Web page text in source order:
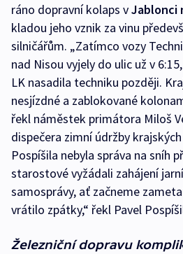
ráno dopravní kolaps vJablonci
kladou jeho vznik za vinu
silničářům. „Zatímco vozy
nad Nisou vyjely do ulic už v
LK nasadila techniku později.
nesjízdné a zablokované
řekl náměstek primátora Miloš
dispečera zimní údržby
Pospíšila nebyla správa na sníh
starostové vyžádali zahájení
samosprávy, ať začneme
vrátilo zpátky,“ řekl Pavel
Železniční dopravu